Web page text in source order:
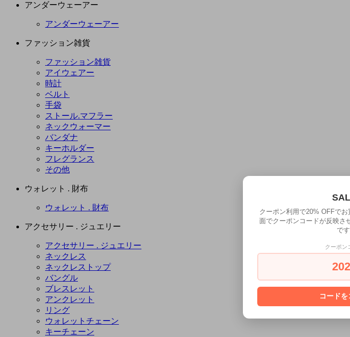
アンダーウェーアー
アンダーウェーアー
ファッション雑貨
ファッション雑貨
アイウェアー
時計
ベルト
手袋
ストール.マフラー
ネックウォーマー
バンダナ
キーホルダー
フレグランス
その他
ウォレット . 財布
ウォレット . 財布
アクセサリー . ジュエリー
アクセサリー . ジュエリー
ネックレス
ネックレストップ
バングル
ブレスレット
アンクレット
リング
ウォレットチェーン
キーチェーン
クーポン利用で20% OFFで
面でクーポンコードが反映さ
で
クーポン
コード